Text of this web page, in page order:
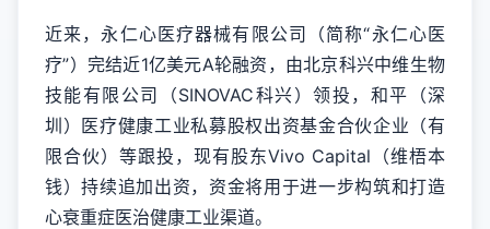
近来，永仁心医疗器械有限公司（简称“永仁心医
疗”）完结近1亿美元A轮融资，由北京科兴中维生物
技能有限公司（SINOVAC科兴）领投，和平（深
圳）医疗健康工业私募股权出资基金合伙企业（有
限合伙）等跟投，现有股东Vivo Capital（维梧本
钱）持续追加出资，资金将用于进一步构筑和打造
心衰重症医治健康工业渠道。